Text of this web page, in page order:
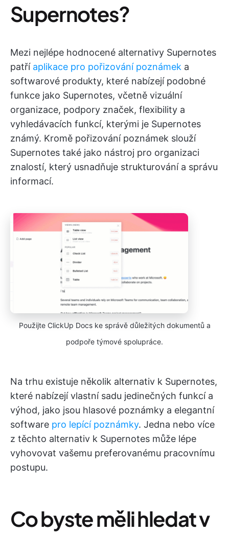
Supernotes?
Mezi nejlépe hodnocené alternativy Supernotes
patří aplikace pro pořizování poznámek a
softwarové produkty, které nabízejí podobné
funkce jako Supernotes, včetně vizuální
organizace, podpory značek, flexibility a
vyhledávacích funkcí, kterými je Supernotes
známý. Kromě pořizování poznámek slouží
Supernotes také jako nástroj pro organizaci
znalostí, který usnadňuje strukturování a správu
informací.
Použijte ClickUp Docs ke správě důležitých dokumentů a
podpoře týmové spolupráce.
Na trhu existuje několik alternativ k Supernotes,
které nabízejí vlastní sadu jedinečných funkcí a
výhod, jako jsou hlasové poznámky a elegantní
software pro lepící poznámky. Jedna nebo více
z těchto alternativ k Supernotes může lépe
vyhovovat vašemu preferovanému pracovnímu
postupu.
Co byste měli hledat v